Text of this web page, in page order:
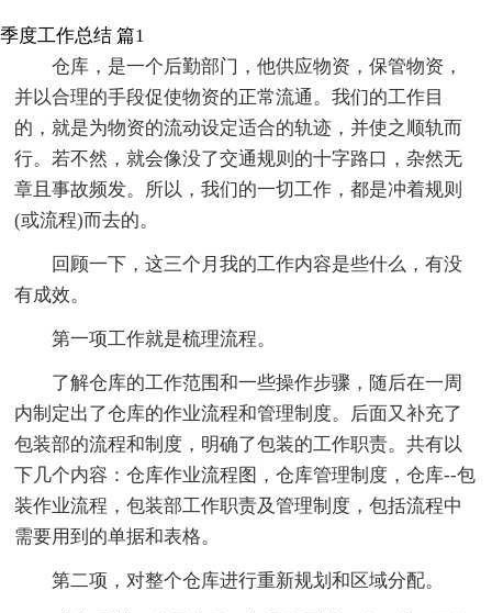
季度工作总结 篇1
仓库，是一个后勤部门，他供应物资，保管物资，
并以合理的手段促使物资的正常流通。我们的工作目
的，就是为物资的流动设定适合的轨迹，并使之顺轨而
行。若不然，就会像没了交通规则的十字路口，杂然无
章且事故频发。所以，我们的一切工作，都是冲着规则
(或流程)而去的。
回顾一下，这三个月我的工作内容是些什么，有没
有成效。
第一项工作就是梳理流程。
了解仓库的工作范围和一些操作步骤，随后在一周
内制定出了仓库的作业流程和管理制度。后面又补充了
包装部的流程和制度，明确了包装的工作职责。共有以
下几个内容：仓库作业流程图，仓库管理制度，仓库--包
装作业流程，包装部工作职责及管理制度，包括流程中
需要用到的单据和表格。
第二项，对整个仓库进行重新规划和区域分配。